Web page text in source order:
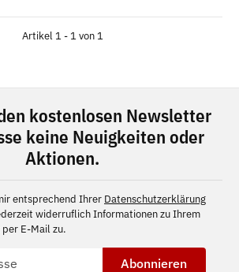
Artikel 1 - 1 von 1
kostenlosen Newsletter
keine Neuigkeiten oder
Aktionen.
entsprechend Ihrer Datenschutzerklärung
widerruflich Informationen zu Ihrem
E-Mail zu.
Abonnieren